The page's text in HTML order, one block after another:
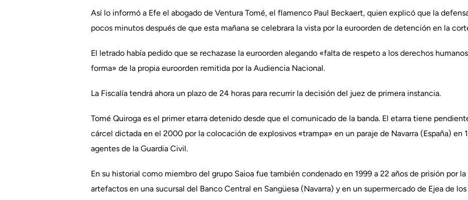
Así lo informó a Efe el abogado de Ventura Tomé, el flamenco Paul Beckaert, quien explicó que la
pocos minutos después de que esta mañana se celebrara la vista por la euroorden de detención en la
El letrado había pedido que se rechazase la euroorden alegando «falta de respeto a los derechos
forma» de la propia euroorden remitida por la Audiencia Nacional.
La Fiscalía tendrá ahora un plazo de 24 horas para recurrir la decisión del juez de primera instancia.
Tomé Quiroga es el primer etarra detenido desde que el comunicado de la banda. El etarra tiene
cárcel dictada en el 2000 por la colocación de explosivos «trampa» en un paraje de Navarra (España)
agentes de la Guardia Civil.
En su historial como miembro del grupo Saioa fue también condenado en 1999 a 22 años de prisión por
artefactos en una sucursal del Banco Central en Sangüesa (Navarra) y en un supermercado de Ejea de